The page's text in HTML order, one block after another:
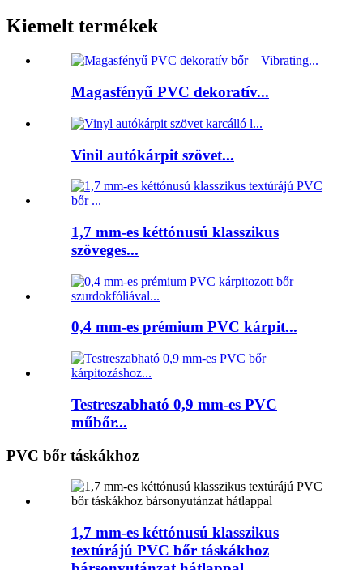
Kiemelt termékek
Magasfényű PVC dekoratív...
Vinil autókárpit szövet...
1,7 mm-es kéttónusú klasszikus
szöveges...
0,4 mm-es prémium PVC kárpit...
Testreszabható 0,9 mm-es PVC
műbőr...
PVC bőr táskákhoz
1,7 mm-es kéttónusú klasszikus
textúrájú PVC bőr táskákhoz